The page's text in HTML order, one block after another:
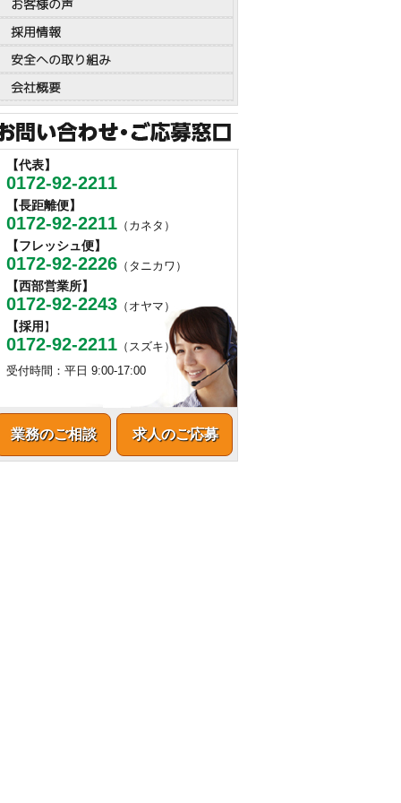
お客様の声
採用情報
安全への取り組み
会社概要
【代表】
0172-92-2211
【長距離便】
0172-92-2211 （カネタ）
【フレッシュ便】
0172-92-2226 （タニカワ）
【西部営業所】
0172-92-2243 （オヤマ）
【採用 】
0172-92-2211 （スズキ）
受付時間：平日 9:00-17:00
業務のご相談 求人のご応募